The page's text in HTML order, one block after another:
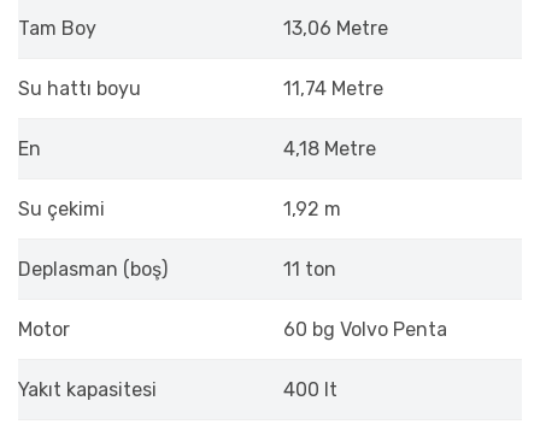
Tam Boy 13,06 Metre
Su hattı boyu 11,74 Metre
En 4,18 Metre
Su çekimi 1,92 m
Deplasman (boş) 11 ton
Motor 60 bg Volvo Penta
Yakıt kapasitesi 400 lt